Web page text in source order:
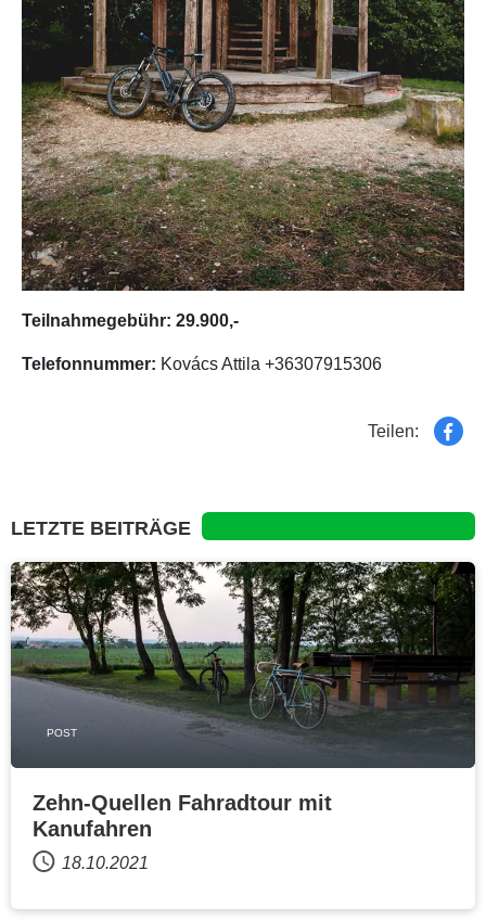
Teilnahmegebühr: 29.900,-
Telefonnummer: Kovács Attila +36307915306
Teilen:
LETZTE BEITRÄGE
POST
Zehn-Quellen Fahradtour mit
Kanufahren
18.10.2021